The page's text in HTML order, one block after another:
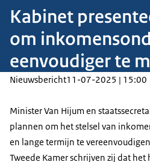
Kabinet
om
eenvoudiger te
Nieuwsbericht11-07-2025 | 15:00
Minister Van Hijum en
plannen om het stelsel van
en lange termijn te
Tweede Kamer schrijven zij dat het